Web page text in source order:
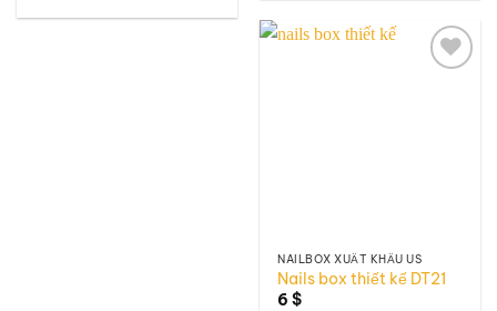
NAILBOX XUẤT KHẨU US
Nails box thiết kế DT21
6$